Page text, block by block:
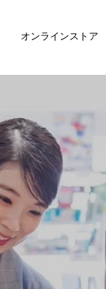
オンラインストア